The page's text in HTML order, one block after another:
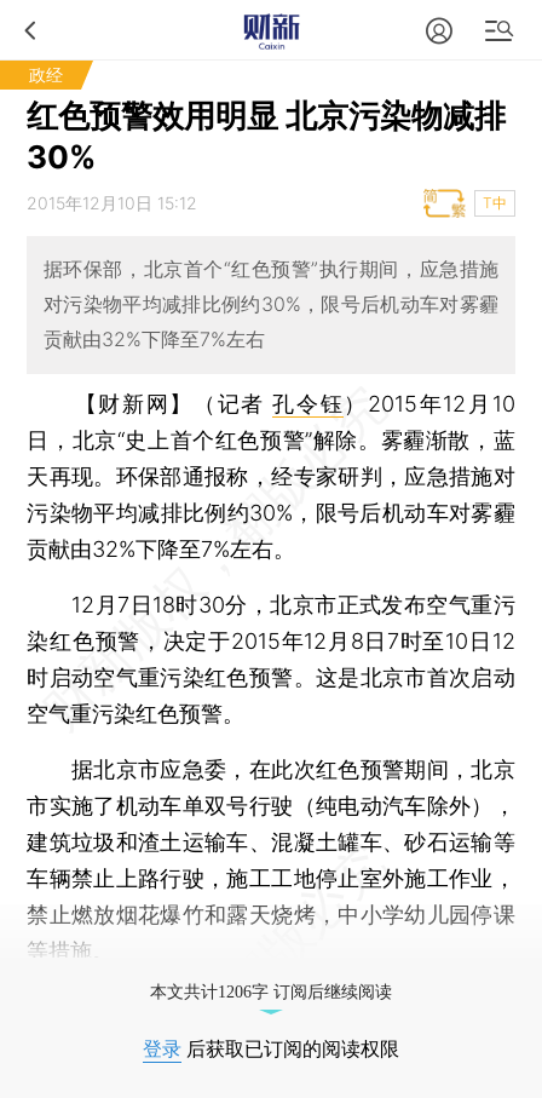
政经
红色预警效用明显 北京污染物减排
30%
2015年12月10日 15:12 T中
据环保部，北京首个“红色预警”执行期间，应急措施
对污染物平均减排比例约30%，限号后机动车对雾霾
贡献由32%下降至7%左右
【财新网】（记者孔令钰 ） 2015年12月10
日，北京“史上首个红色预警”解除。雾霾渐散，蓝
天再现。环保部通报称，经专家研判，应急措施对
污染物平均减排比例约30%，限号后机动车对雾霾
贡献由32%下降至7%左右。
12月7日18时30分，北京市正式发布空气重污
染红色预警，决定于2015年12月8日7时至10日12
时启动空气重污染红色预警。这是北京市首次启动
空气重污染红色预警。
据北京市应急委，在此次红色预警期间，北京
市实施了机动车单双号行驶（纯电动汽车除外），
建筑垃圾和渣土运输车、混凝土罐车、砂石运输等
车辆禁止上路行驶，施工工地停止室外施工作业，
禁止燃放烟花爆竹和露天烧烤，中小学幼儿园停课
等措施。
本文共计1206字 订阅后继续阅读
登录 后获取已订阅的阅读权限